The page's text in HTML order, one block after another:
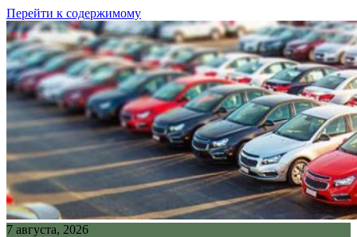
Перейти к содержимому
7 августа, 2026